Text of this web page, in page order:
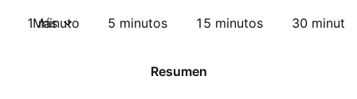
1 minuto 5 minutos 15 minutos 30
Más
Resumen